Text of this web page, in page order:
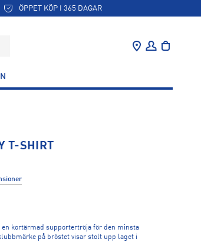
ÖPPET KÖP I 365 DAGAR
T-SHIRT
en kortärmad supportertröja för den minsta
på bröstet visar stolt upp laget i